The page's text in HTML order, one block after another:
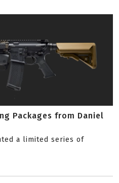
Packages from Daniel
a limited series of